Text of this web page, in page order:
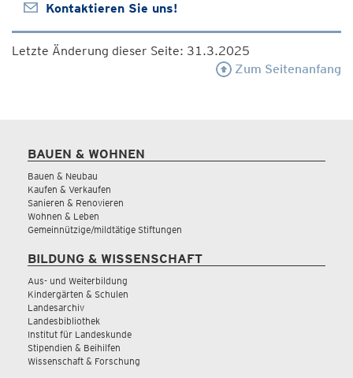
Kontaktieren Sie uns!
Letzte Änderung dieser Seite: 31.3.2025
Zum Seitenanfang
BAUEN & WOHNEN
Bauen & Neubau
Kaufen & Verkaufen
Sanieren & Renovieren
Wohnen & Leben
Gemeinnützige/mildtätige Stiftungen
BILDUNG & WISSENSCHAFT
Aus- und Weiterbildung
Kindergärten & Schulen
Landesarchiv
Landesbibliothek
Institut für Landeskunde
Stipendien & Beihilfen
Wissenschaft & Forschung